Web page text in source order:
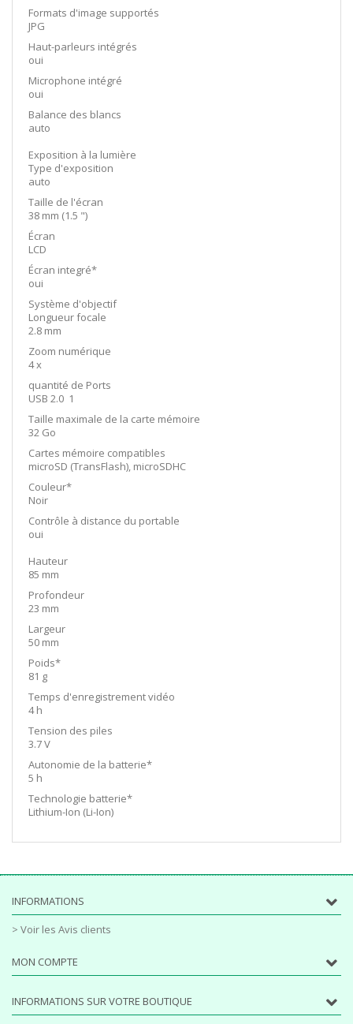
Formats d'image supportés
JPG
Haut-parleurs intégrés
oui
Microphone intégré
oui
Balance des blancs
auto
Exposition à la lumière
Type d'exposition
auto
Taille de l'écran
38 mm (1.5 ")
Écran
LCD
Écran integré*
oui
Système d'objectif
Longueur focale
2.8 mm
Zoom numérique
4 x
quantité de Ports
USB 2.0 1
Taille maximale de la carte mémoire
32 Go
Cartes mémoire compatibles
microSD (TransFlash), microSDHC
Couleur*
Noir
Contrôle à distance du portable
oui
Hauteur
85 mm
Profondeur
23 mm
Largeur
50 mm
Poids*
81 g
Temps d'enregistrement vidéo
4 h
Tension des piles
3.7 V
Autonomie de la batterie*
5 h
Technologie batterie*
Lithium-Ion (Li-Ion)
INFORMATIONS
> Voir les Avis clients
MON COMPTE
INFORMATIONS SUR VOTRE BOUTIQUE